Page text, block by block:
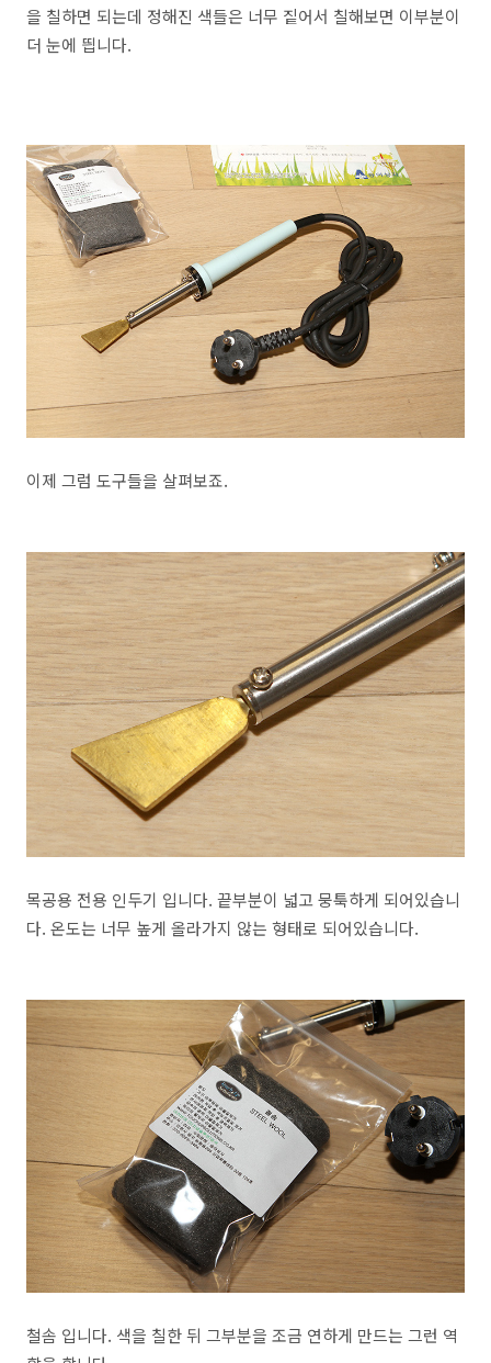
을 칠하면 되는데 정해진 색들은 너무 짙어서 칠해보면 이부분이
더 눈에 띕니다.
이제 그럼 도구들을 살펴보죠.
목공용 전용 인두기 입니다. 끝부분이 넓고 뭉툭하게 되어있습니
다. 온도는 너무 높게 올라가지 않는 형태로 되어있습니다.
철솜 입니다. 색을 칠한 뒤 그부분을 조금 연하게 만드는 그런 역